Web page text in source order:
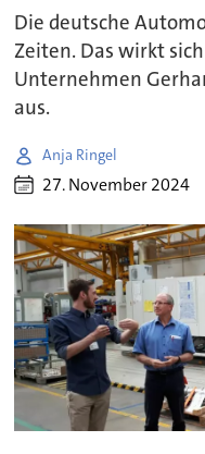
Die deutsche
Zeiten. Das wirkt
Unternehmen
aus.
Anja Ringel
27. November 2024